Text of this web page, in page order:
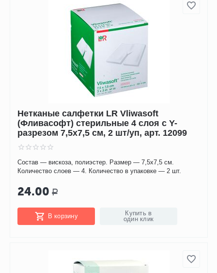
Нетканые салфетки LR Vliwasoft
(Фливасофт) стерильные 4 слоя с Y-
разрезом 7,5х7,5 см, 2 шт/уп, арт. 12099
Состав — вискоза, полиэстер. Размер — 7,5х7,5 см.
Количество слоев — 4. Количество в упаковке — 2 шт.
24.00 Р
В корзину
Купить в
один клик